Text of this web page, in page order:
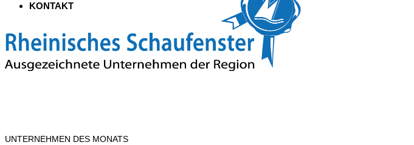
KONTAKT
UNTERNEHMEN DES MONATS